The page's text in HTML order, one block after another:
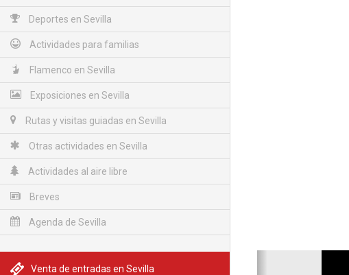
Deportes en Sevilla
Actividades para familias
Flamenco en Sevilla
Exposiciones en Sevilla
Rutas y visitas guiadas en Sevilla
Otras actividades en Sevilla
Actividades al aire libre
Breves
Agenda de Sevilla
Venta de entradas en Sevilla